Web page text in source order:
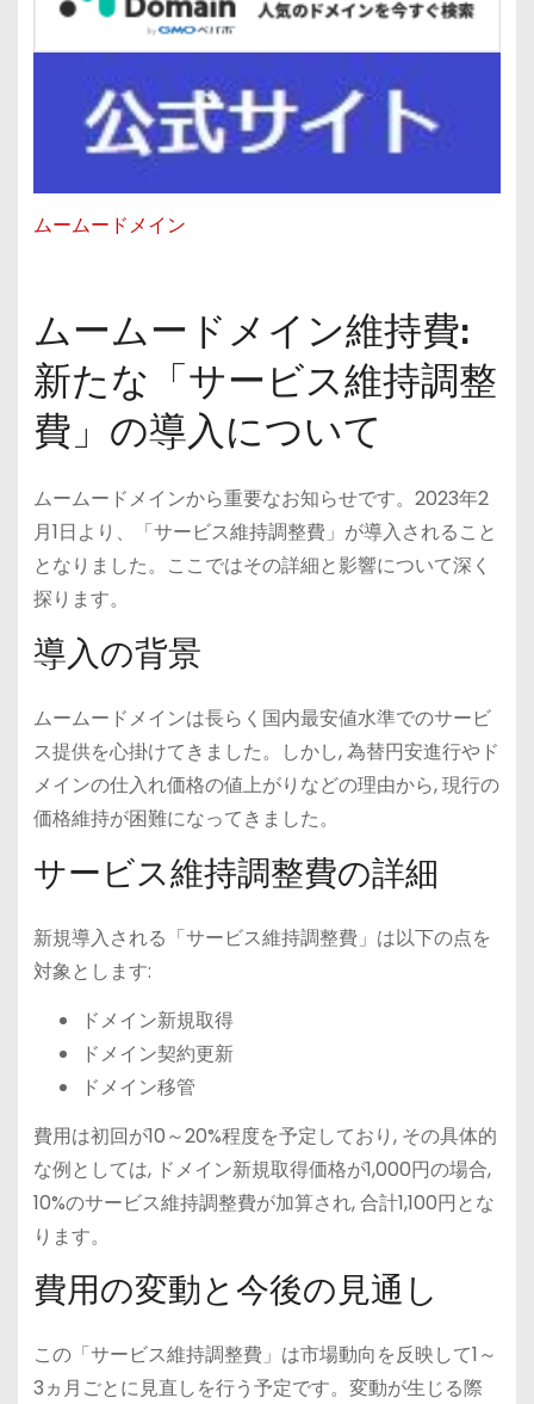
ムームードメイン
ムームードメイン維持費:
新たな「サービス維持調整
費」の導入について
ムームードメインから重要なお知らせです。2023年2
月1日より、「サービス維持調整費」が導入されること
となりました。ここではその詳細と影響について深く
探ります。
導入の背景
ムームードメインは長らく国内最安値水準でのサービ
ス提供を心掛けてきました。しかし, 為替円安進行やド
メインの仕入れ価格の値上がりなどの理由から, 現行の
価格維持が困難になってきました。
サービス維持調整費の詳細
新規導入される「サービス維持調整費」は以下の点を
対象とします:
ドメイン新規取得
ドメイン契約更新
ドメイン移管
費用は初回が10～20%程度を予定しており, その具体的
な例としては, ドメイン新規取得価格が1,000円の場合,
10%のサービス維持調整費が加算され, 合計1,100円とな
ります。
費用の変動と今後の見通し
この「サービス維持調整費」は市場動向を反映して1～
3ヵ月ごとに見直しを行う予定です。変動が生じる際